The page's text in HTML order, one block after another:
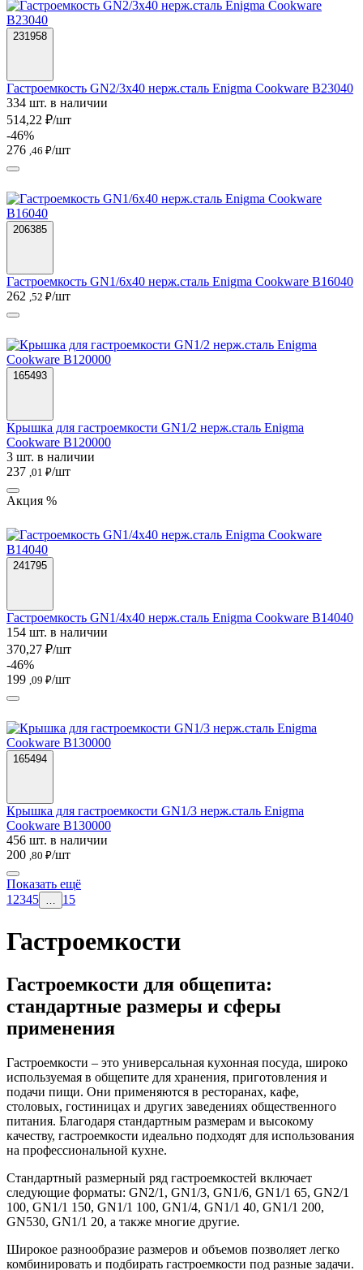
231958
Гастроемкость GN2/3х40 нерж.сталь Enigma Cookware B23040
334 шт. в наличии
514,22 ₽/шт
-46%
276 ,46 ₽/шт
206385
Гастроемкость GN1/6х40 нерж.сталь Enigma Cookware B16040
262 ,52 ₽/шт
165493
Крышка для гастроемкости GN1/2 нерж.сталь Enigma
Cookware B120000
3 шт. в наличии
237 ,01 ₽/шт
Акция %
241795
Гастроемкость GN1/4х40 нерж.сталь Enigma Cookware B14040
154 шт. в наличии
370,27 ₽/шт
-46%
199 ,09 ₽/шт
165494
Крышка для гастроемкости GN1/3 нерж.сталь Enigma
Cookware B130000
456 шт. в наличии
200 ,80 ₽/шт
Показать ещё
1 2345 … 15
Гастроемкости
Гастроемкости для общепита:
стандартные размеры и сферы
применения
Гастроемкости – это универсальная кухонная посуда, широко
используемая в общепите для хранения, приготовления и
подачи пищи. Они применяются в ресторанах, кафе,
столовых, гостиницах и других заведениях общественного
питания. Благодаря стандартным размерам и высокому
качеству, гастроемкости идеально подходят для использования
на профессиональной кухне.
Стандартный размерный ряд гастроемкостей включает
следующие форматы: GN2/1, GN1/3, GN1/6, GN1/1 65, GN2/1
100, GN1/1 150, GN1/1 100, GN1/4, GN1/1 40, GN1/1 200,
GN530, GN1/1 20, а также многие другие.
Широкое разнообразие размеров и объемов позволяет легко
комбинировать и подбирать гастроемкости под разные задачи.